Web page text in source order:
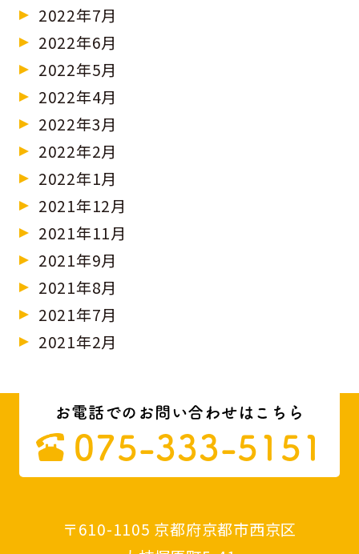
2022年7月
2022年6月
2022年5月
2022年4月
2022年3月
2022年2月
2022年1月
2021年12月
2021年11月
2021年9月
2021年8月
2021年7月
2021年2月
お電話でのお問い合わせはこちら
075-333-5151
〒610-1105 京都府京都市西京区